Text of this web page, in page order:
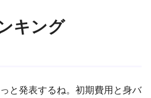
キング
と発表するね。初期費用と身バ